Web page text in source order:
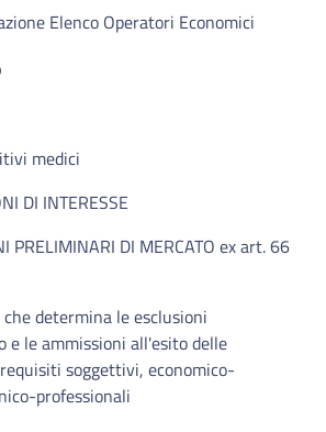
Elenco Operatori Economici
medici
DI INTERESSE
PRELIMINARI DI MERCATO ex art. 66
determina le esclusioni
e le ammissioni all'esito delle
soggettivi, economico-
professionali